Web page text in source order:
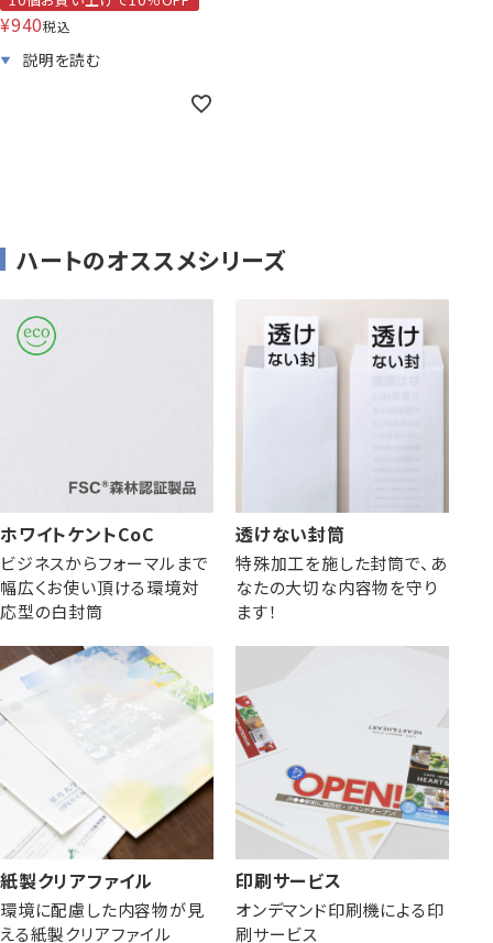
¥940税込
ハートのオススメシリーズ
ホワイトケントCoC
ビジネスからフォーマルまで
幅広くお使い頂ける環境対
応型の白封筒
透けない封筒
特殊加工を施した封筒で、あ
なたの大切な内容物を守り
ます！
紙製クリアファイル
環境に配慮した内容物が見
える紙製クリアファイル
印刷サービス
オンデマンド印刷機による印
刷サービス